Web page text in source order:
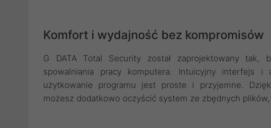
Komfort i wydajność bez kompromisów
G DATA Total Security został zaprojektowany tak,
spowalniania pracy komputera. Intuicyjny interfejs i
użytkowanie programu jest proste i przyjemne.
możesz dodatkowo oczyścić system ze zbędnych